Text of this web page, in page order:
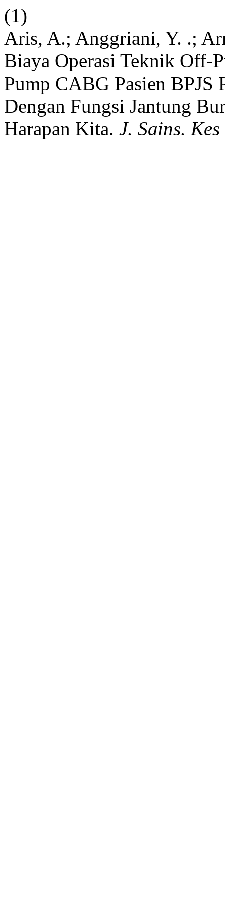
(1)
Aris, A.; Anggriani, Y. .;
Biaya Operasi Teknik Off-
Pump CABG Pasien BPJS
Dengan Fungsi Jantung
Harapan Kita. J. Sains. Kes